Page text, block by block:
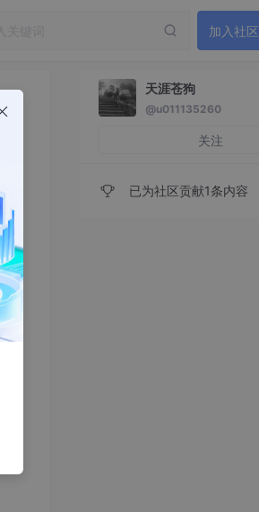
加入社区
天涯苍狗
@u011135260
关注
已为社区贡献1条内容